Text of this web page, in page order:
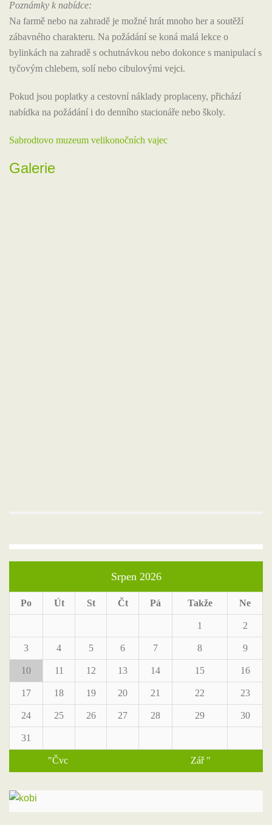
Poznámky k nabídce:
Na farmě nebo na zahradě je možné hrát mnoho her a soutěží
zábavného charakteru. Na požádání se koná malá lekce o
bylinkách na zahradě s ochutnávkou nebo dokonce s manipulací s
tyčovým chlebem, solí nebo cibulovými vejci.
Pokud jsou poplatky a cestovní náklady proplaceny, přichází
nabídka na požádání i do denního stacionáře nebo školy.
Sabrodtovo muzeum velikonočních vajec
Galerie
Srpen 2026
Po Út St Čt Pá Takže Ne
1 2
3 4 5 6 7 8 9
10 11 12 13 14 15 16
17 18 19 20 21 22 23
24 25 26 27 28 29 30
31
"Čvc Zář "